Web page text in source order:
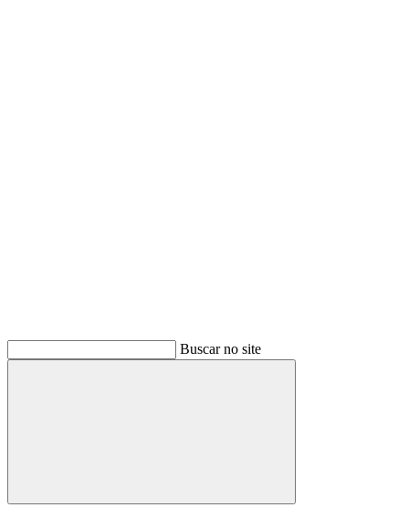
Buscar no site
Buscar